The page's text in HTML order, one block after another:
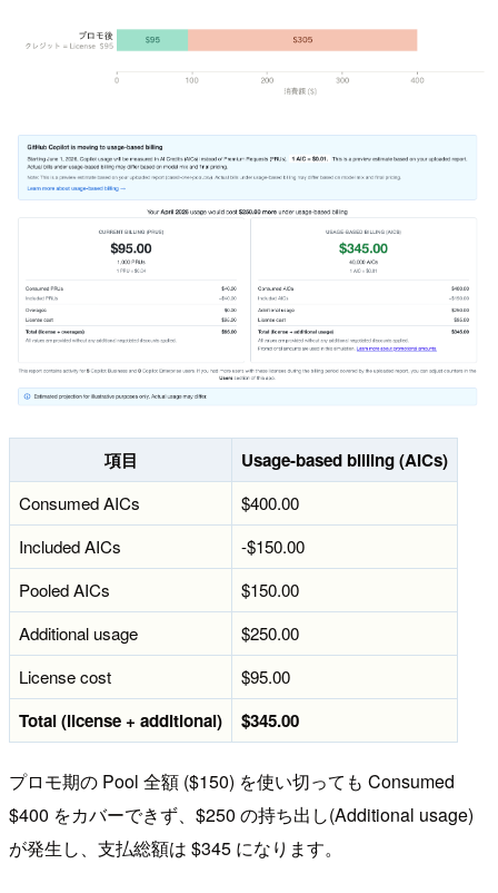
項目 Usage-based billing (AICs)
Consumed AICs
$400.00
Included AICs
-$150.00
Pooled AICs
$150.00
Additional usage
$250.00
License cost
$95.00
Total (license + additional) $345.00
プロモ期の Pool 全額 ($150) を使い切っても Consumed
$400 をカバーできず、$250 の持ち出し(Additional usage)
が発生し、支払総額は $345 になります。